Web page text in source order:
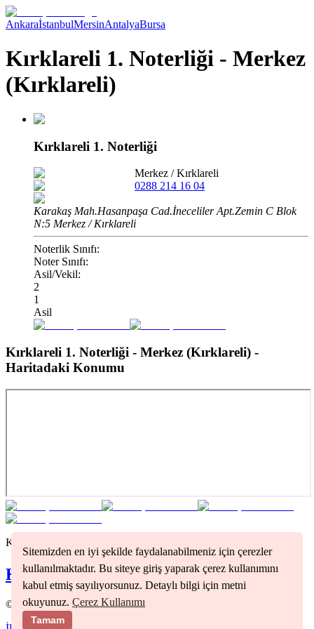
Sitemizden en iyi şekilde faydalanabilmeniz için çerezler
kullanılmaktadır. Bu siteye giriş yaparak çerez kullanımını
kabul etmiş sayılıyorsunuz. Detaylı bilgi için metni
okuyunuz. Çerez Kullanımı
Tamam
AnkaraİstanbulMersinAntalyaBursa
Kırklareli 1. Noterliği - Merkez
(Kırklareli)
Kırklareli 1. Noterliği
Merkez /Kırklareli
0288 214 16 04
Karakaş Mah.Hasanpaşa Cad.İneceliler Apt.Zemin C Blok
N:5 Merkez / Kırklareli
Noterlik Sınıfı:
Noter Sınıfı:
Asil/Vekil:
2
1
Asil
Kırklareli 1. Noterliği - Merkez (Kırklareli) -
Haritadaki Konumu
Kırklareli
KırklareliNoterleri
© 2026Nöbetçi Noter